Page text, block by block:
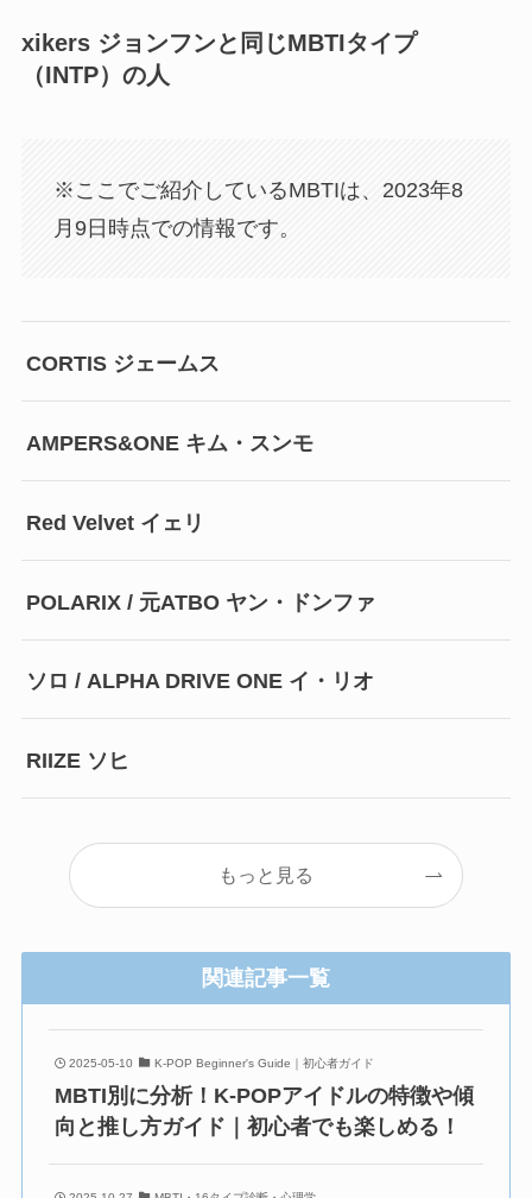
xikers ジョンフンと同じMBTIタイプ
（INTP）の人
※ここでご紹介しているMBTIは、2023年8
月9日時点での情報です。
CORTIS ジェームス
AMPERS&ONE キム・スンモ
Red Velvet イェリ
POLARIX / 元ATBO ヤン・ドンファ
ソロ / ALPHA DRIVE ONE イ・リオ
RIIZE ソヒ
もっと見る
関連記事一覧
2025-05-10 K-POP Beginner's Guide｜初心者ガイド
MBTI別に分析！K-POPアイドルの特徴や傾
向と推し方ガイド｜初心者でも楽しめる！